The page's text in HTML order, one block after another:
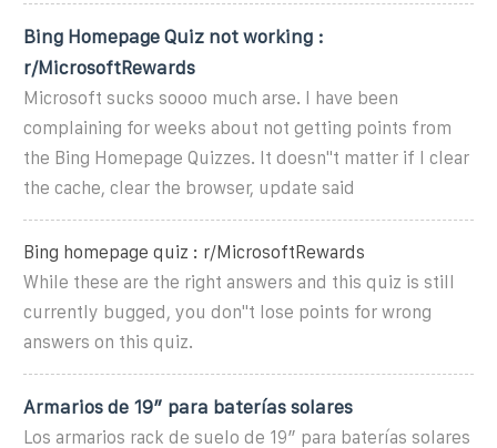
Bing Homepage Quiz not working :
r/MicrosoftRewards
Microsoft sucks soooo much arse. I have been
complaining for weeks about not getting points from
the Bing Homepage Quizzes. It doesn''t matter if I clear
the cache, clear the browser, update said
Bing homepage quiz : r/MicrosoftRewards
While these are the right answers and this quiz is still
currently bugged, you don''t lose points for wrong
answers on this quiz.
Armarios de 19″ para baterías solares
Los armarios rack de suelo de 19″ para baterías solares